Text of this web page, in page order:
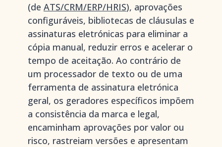
(de ATS/CRM/ERP/HRIS), aprovações
configuráveis, bibliotecas de cláusulas e
assinaturas eletrónicas para eliminar a
cópia manual, reduzir erros e acelerar o
tempo de aceitação. Ao contrário de
um processador de texto ou de uma
ferramenta de assinatura eletrónica
geral, os geradores específicos impõem
a consistência da marca e legal,
encaminham aprovações por valor ou
risco, rastreiam versões e apresentam